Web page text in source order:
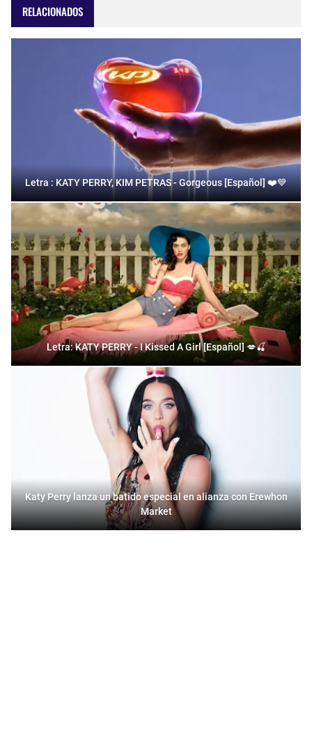
RELACIONADOS
Letra : KATY PERRY, KIM PETRAS - Gorgeous [Español] ❤️💙
Letra: KATY PERRY - I Kissed A Girl [Español] 💋🍒
Katy Perry lanza un batido especial en alianza con Erewhon
Market